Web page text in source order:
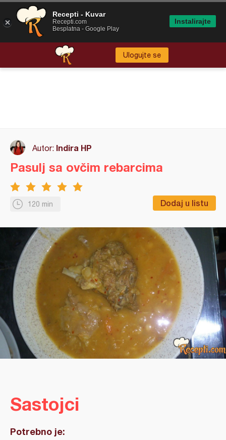
Ulogujte se
Autor: Indira HP
120 min Dodaj u listu
Pasulj sa ovčim rebarcima
Sastojci
Potrebno je:
Recepti - Kuvar
Recepti.com
Besplatna - Google Play
Instalirajte